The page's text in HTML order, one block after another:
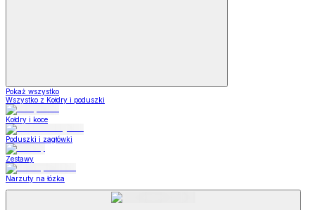
Pokaż wszystko
Wszystko z Kołdry i poduszki
Kołdry i koce
Poduszki i zagłówki
Zestawy
Narzuty na łózka